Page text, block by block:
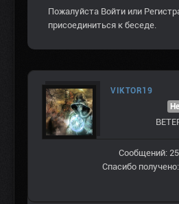
Пожалуйста Войти или
присоединиться к беседе.
VIKTOR19
Сообщений:
Спасибо